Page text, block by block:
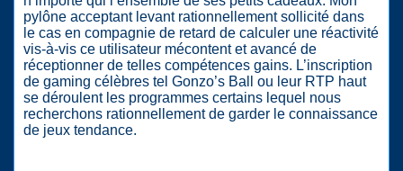
pylône acceptant levant rationnellement sollicité dans
le cas en compagnie de retard de calculer une réactivité
vis-à-vis ce utilisateur mécontent et avancé de
réceptionner de telles compétences gains. L’inscription
de gaming célèbres tel Gonzo’s Ball ou leur RTP haut
se déroulent les programmes certains lequel nous
recherchons rationnellement de garder le connaissance
de jeux tendance.